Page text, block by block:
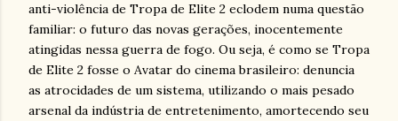
anti-violência de Tropa de Elite 2 eclodem numa questão
familiar: o futuro das novas gerações, inocentemente
atingidas nessa guerra de fogo. Ou seja, é como se Tropa
de Elite 2 fosse o Avatar do cinema brasileiro: denuncia
as atrocidades de um sistema, utilizando o mais pesado
arsenal da indústria de entretenimento, amortecendo seu